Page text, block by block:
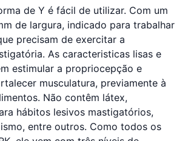
de Y é fácil de utilizar. Com um
de largura, indicado para trabalhar
precisam de exercitar a
As caracteristicas lisas e
estimular a propriocepção e
musculatura, previamente à
Não contêm látex,
hábitos lesivos mastigatórios,
entre outros. Como todos os